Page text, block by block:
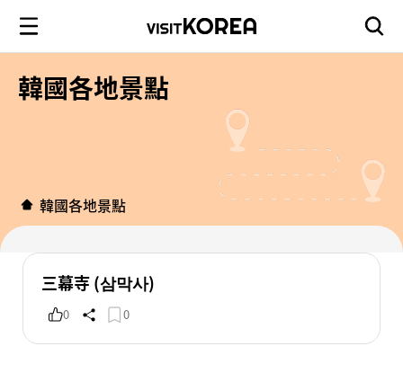
韓國各地景點
韓國各地景點
三幕寺 (삼막사)
0 0